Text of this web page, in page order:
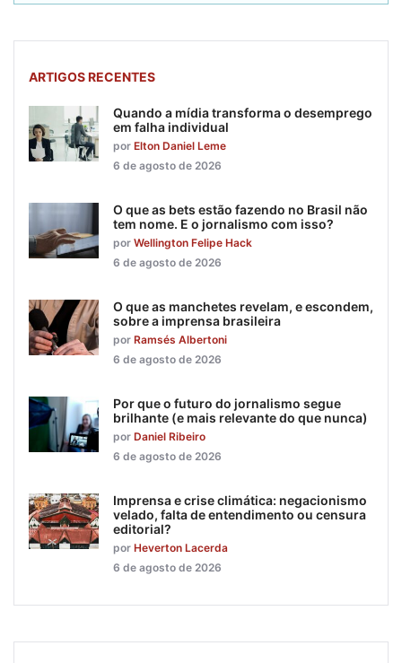
ARTIGOS RECENTES
Quando a mídia transforma o desemprego
em falha individual
por Elton Daniel Leme
6 de agosto de 2026
O que as bets estão fazendo no Brasil não
tem nome. E o jornalismo com isso?
por Wellington Felipe Hack
6 de agosto de 2026
O que as manchetes revelam, e escondem,
sobre a imprensa brasileira
por Ramsés Albertoni
6 de agosto de 2026
Por que o futuro do jornalismo segue
brilhante (e mais relevante do que nunca)
por Daniel Ribeiro
6 de agosto de 2026
Imprensa e crise climática: negacionismo
velado, falta de entendimento ou censura
editorial?
por Heverton Lacerda
6 de agosto de 2026